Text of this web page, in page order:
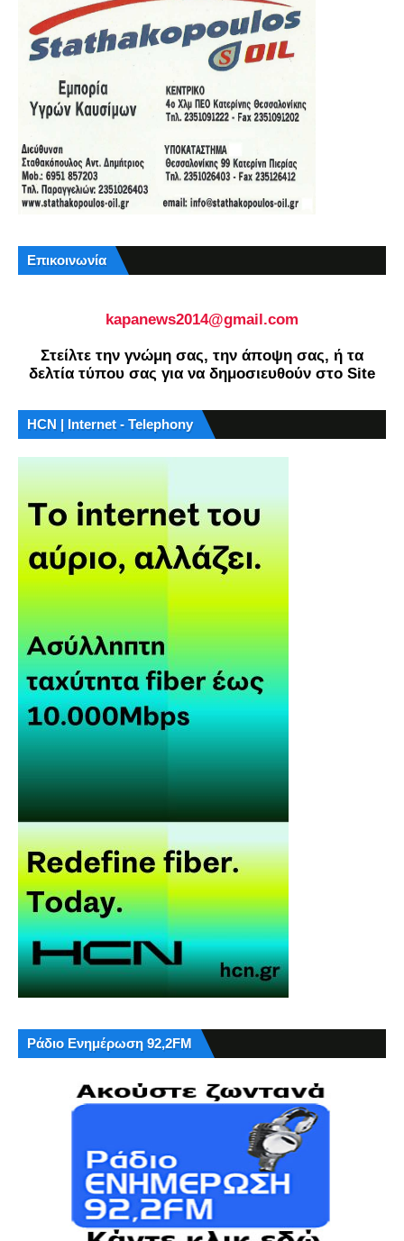
Επικοινωνία
kapanews2014@gmail.com
Στείλτε την γνώμη σας, την άποψη σας, ή τα
δελτία τύπου σας για να δημοσιευθούν στο Site
HCN | Internet - Telephony
Ράδιο Ενημέρωση 92,2FM